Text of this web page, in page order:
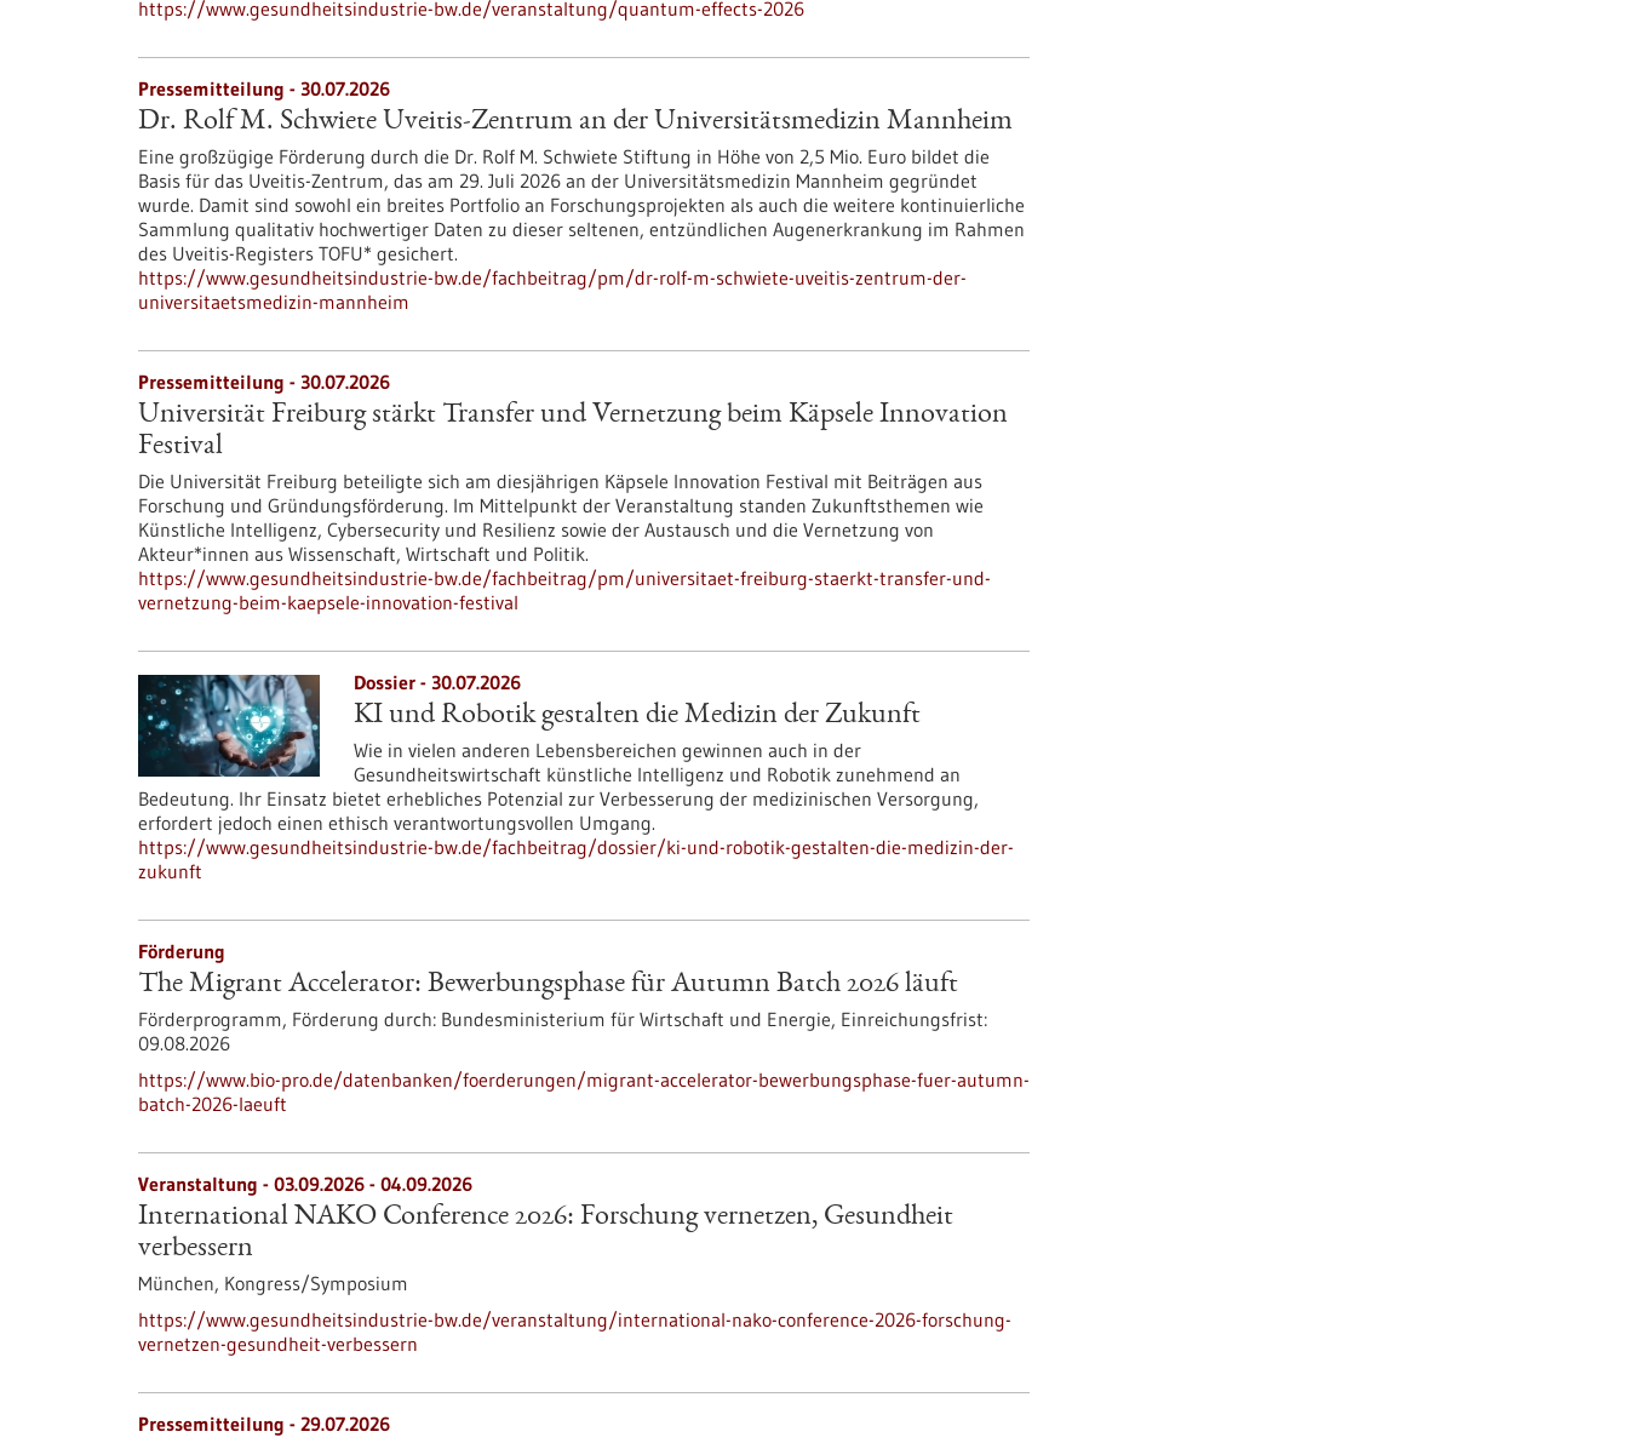
https://www.gesundheitsindustrie-bw.de/veranstaltung/quantum-effects-2026
Pressemitteilung - 30.07.2026
Dr. Rolf M. Schwiete Uveitis-Zentrum an der Universitätsmedizin Mannheim
Eine großzügige Förderung durch die Dr. Rolf M. Schwiete Stiftung in Höhe von 2,5 Mio. Euro bildet die
Basis für das Uveitis-Zentrum, das am 29. Juli 2026 an der Universitätsmedizin Mannheim gegründet
wurde. Damit sind sowohl ein breites Portfolio an Forschungsprojekten als auch die weitere kontinuierliche
Sammlung qualitativ hochwertiger Daten zu dieser seltenen, entzündlichen Augenerkrankung im Rahmen
des Uveitis-Registers TOFU* gesichert.
https://www.gesundheitsindustrie-bw.de/fachbeitrag/pm/dr-rolf-m-schwiete-uveitis-zentrum-der-
universitaetsmedizin-mannheim
Pressemitteilung - 30.07.2026
Universität Freiburg stärkt Transfer und Vernetzung beim Käpsele Innovation
Festival
Die Universität Freiburg beteiligte sich am diesjährigen Käpsele Innovation Festival mit Beiträgen aus
Forschung und Gründungsförderung. Im Mittelpunkt der Veranstaltung standen Zukunftsthemen wie
Künstliche Intelligenz, Cybersecurity und Resilienz sowie der Austausch und die Vernetzung von
Akteur*innen aus Wissenschaft, Wirtschaft und Politik.
https://www.gesundheitsindustrie-bw.de/fachbeitrag/pm/universitaet-freiburg-staerkt-transfer-und-
vernetzung-beim-kaepsele-innovation-festival
Dossier - 30.07.2026
KI und Robotik gestalten die Medizin der Zukunft
Wie in vielen anderen Lebensbereichen gewinnen auch in der
Gesundheitswirtschaft künstliche Intelligenz und Robotik zunehmend an
Bedeutung. Ihr Einsatz bietet erhebliches Potenzial zur Verbesserung der medizinischen Versorgung,
erfordert jedoch einen ethisch verantwortungsvollen Umgang.
https://www.gesundheitsindustrie-bw.de/fachbeitrag/dossier/ki-und-robotik-gestalten-die-medizin-der-
zukunft
Förderung
The Migrant Accelerator: Bewerbungsphase für Autumn Batch 2026 läuft
Förderprogramm, Förderung durch: Bundesministerium für Wirtschaft und Energie, Einreichungsfrist:
09.08.2026
https://www.bio-pro.de/datenbanken/foerderungen/migrant-accelerator-bewerbungsphase-fuer-autumn-
batch-2026-laeuft
Veranstaltung - 03.09.2026 - 04.09.2026
International NAKO Conference 2026: Forschung vernetzen, Gesundheit
verbessern
München, Kongress/Symposium
https://www.gesundheitsindustrie-bw.de/veranstaltung/international-nako-conference-2026-forschung-
vernetzen-gesundheit-verbessern
Pressemitteilung - 29.07.2026